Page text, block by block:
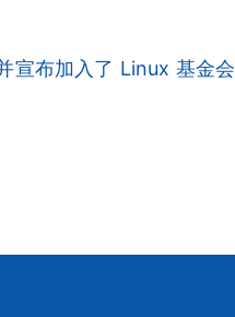
宣布加入了 Linux 基金会